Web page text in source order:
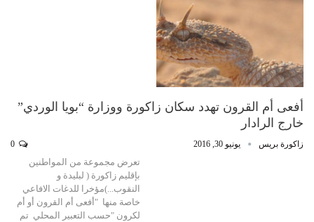
أفعى أم القرون تهدد سكان زاكورة ووزارة “بويا الوردي”
خارج الرادار
زاكورة بريس يونيو 30, 2016
تعرض مجموعة من المواطنين
بإقليم زاكورة ( لبليدة و
النقوب...)مؤخرا للدغات الافاعي
خاصة منها "أفعى أم القرون أو أم
لكرون "حسب التعبير المحلي تم